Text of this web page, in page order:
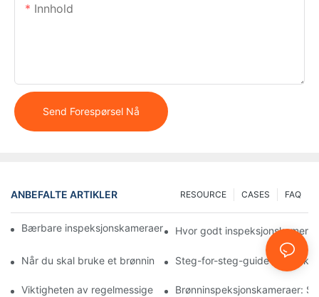
Innhold
Send Forespørsel Nå
ANBEFALTE ARTIKLER FAQ
CASES
RESOURCE
Bærbare inspeksjonskameraer: Viktige verktøy for profesjonelle
Hvor godt
Når du skal bruke et brønninspeksjonskamera: Viktige
Steg-for-steg-guide for bruk
Viktigheten av regelmessige brønninspeksjoner med
Brønninspeksjonskameraer: